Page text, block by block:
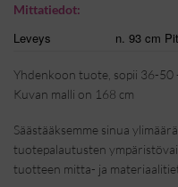
Mittatiedot:
Leveys n. 93 cm
Yhdenkoon tuote, sopii 36-50
Kuvan malli on 168 cm
Säästääksemme sinua
tuotepalautusten
tuotteen mitta- ja